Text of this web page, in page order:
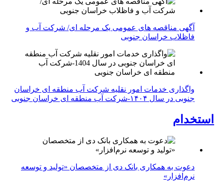
آگهی مناقصه های عمومی یک مرحله ای/ شرکت آب و
فاظلاب خراسان جنوبی
واگذاری خدمات امور نقلیه شرکت آب منطقه ای خراسان
جنوبی در سال ۱۴۰۴-شرکت آب منطقه ای خراسان جنوبی
استخدام
دعوت به همکاری بانک دی از متخصصان «تولید و توسعه
نرم‌افزار»